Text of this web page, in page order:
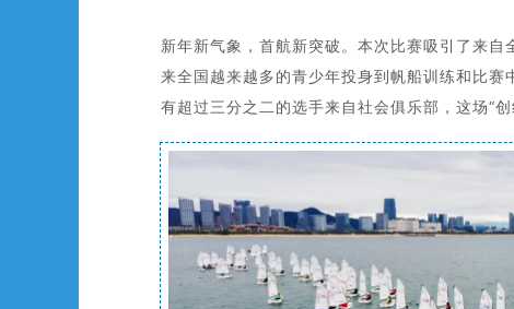
新年新气象，首航新突破。本次比赛吸引了来
来全国越来越多的青少年投身到帆船训练和比
有超过三分之二的选手来自社会俱乐部，这场“